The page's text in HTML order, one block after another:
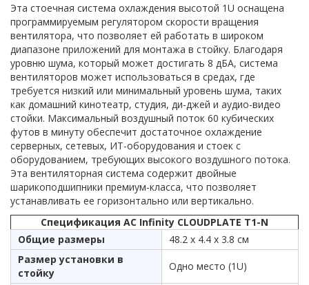
Эта стоечная система охлаждения высотой 1U оснащена
программируемым регулятором скорости вращения
вентилятора, что позволяет ей работать в широком
диапазоне приложений для монтажа в стойку. Благодаря
уровню шума, который может достигать 8 дБА, система
вентиляторов может использоваться в средах, где
требуется низкий или минимальный уровень шума, таких
как домашний кинотеатр, студия, ди-джей и аудио-видео
стойки. Максимальный воздушный поток 60 кубических
футов в минуту обеспечит достаточное охлаждение
серверных, сетевых, ИТ-оборудования и стоек с
оборудованием, требующих высокого воздушного потока.
Эта вентиляторная система содержит двойные
шарикоподшипники премиум-класса, что позволяет
устанавливать ее горизонтально или вертикально.
Спецификация AC Infinity CLOUDPLATE T1-N
Общие размеры
48.2 x 4.4 x 3.8 см
Размер установки в
стойку
Одно место (1U)